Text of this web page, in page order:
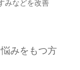
みなどを改善
みをもつ方